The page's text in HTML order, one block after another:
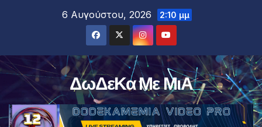
6 Αυγούστου, 2026 2:10 μμ
ΔωΔεΚα Με ΜιΑ